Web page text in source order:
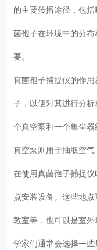
的主要传播途径，包
菌孢子在环境中的分
要。
真菌孢子捕捉仪的作
子，以便对其进行分
个真空泵和一个集尘器
真空泵则用于抽取空
在使用真菌孢子捕捉
点安装设备。这些地
教室等，也可以是室
学家们通常会选择一